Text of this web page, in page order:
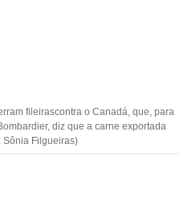
fileirascontra o Canadá, que, para
diz que a carne exportada
Sônia Filgueiras)